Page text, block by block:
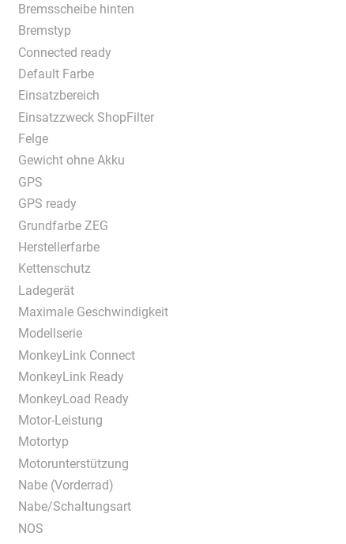
Bremsscheibe hinten
Bremstyp
Connected ready
Default Farbe
Einsatzbereich
Einsatzzweck ShopFilter
Felge
Gewicht ohne Akku
GPS
GPS ready
Grundfarbe ZEG
Herstellerfarbe
Kettenschutz
Ladegerät
Maximale Geschwindigkeit
Modellserie
MonkeyLink Connect
MonkeyLink Ready
MonkeyLoad Ready
Motor-Leistung
Motortyp
Motorunterstützung
Nabe (Vorderrad)
Nabe/Schaltungsart
NOS